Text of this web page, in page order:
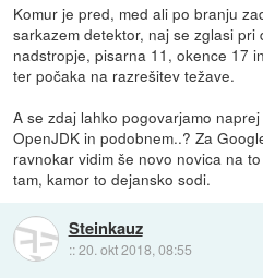
Komur je pred, med ali po branju
sarkazem detektor, naj se zglasi pri
nadstropje, pisarna 11, okence 17
ter počaka na razrešitev težave.
A se zdaj lahko pogovarjamo
OpenJDK in podobnem..? Za
ravnokar vidim še novo novica na
tam, kamor to dejansko sodi.
Steinkauz
::20. okt 2018, 08:55